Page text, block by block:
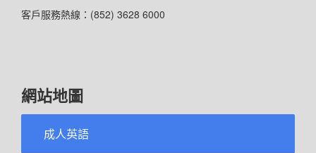
客戶服務熱線：(852) 3628 6000
網站地圖
成人英語